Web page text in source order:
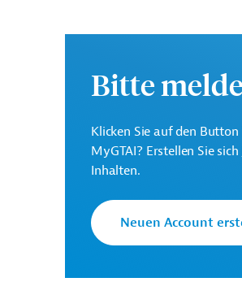
Weltbank
Ministry of Justice
Originaldokument:
Bitte
Klicken Sie auf den
MyGTAI? Erstellen Sie sich
Inhalten.
Neuen Account